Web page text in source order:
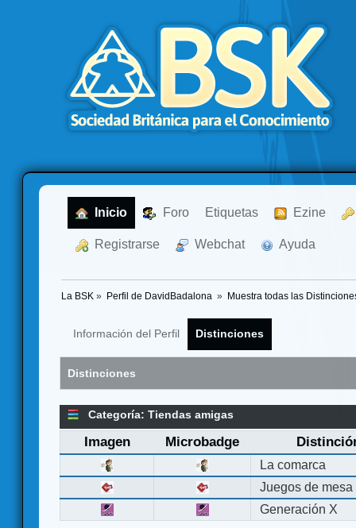
Inicio Foro Etiquetas Ezine
Registrarse Webchat Ayuda
La BSK » Perfil de DavidBadalona » Muestra todas las
Información del Perfil Distinciones
Distinciones
Categoría: Tiendas amigas
Imagen Microbadge
La comarca
Juegos de mesa
Generación X